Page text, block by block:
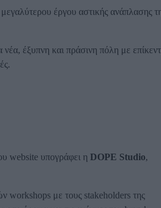
έργου αστικής ανάπλασης
έξυπνη και πράσινη πόλη με
website υπογράφει η DOPE Studio,
workshops με τους stakeholders της